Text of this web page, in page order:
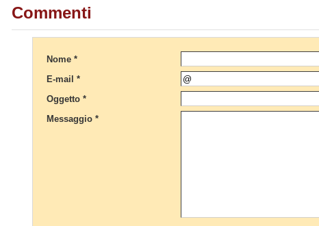
Commenti
Nome *
E-mail *
Oggetto *
Messaggio *